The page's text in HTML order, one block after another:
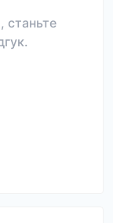
станьте